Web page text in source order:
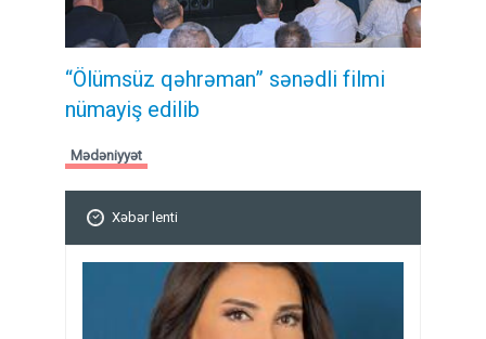
“Ölümsüz qəhrəman” sənədli filmi
nümayiş edilib
Mədəniyyət
Xəbər lenti